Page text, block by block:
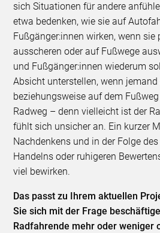
sich Situationen für andere
etwa bedenken, wie sie auf
Fußgänger:innen wirken, wenn
ausscheren oder auf Fußwege
und Fußgänger:innen wiederum
Absicht unterstellen, wenn jemand
beziehungsweise auf dem
Radweg – denn vielleicht ist der
fühlt sich unsicher an. Ein kurzer
Nachdenkens und in der Folge
Handelns oder ruhigeren
viel bewirken.
Das passt zu Ihrem aktuellen
Sie sich mit der Frage
Radfahrende mehr oder weniger